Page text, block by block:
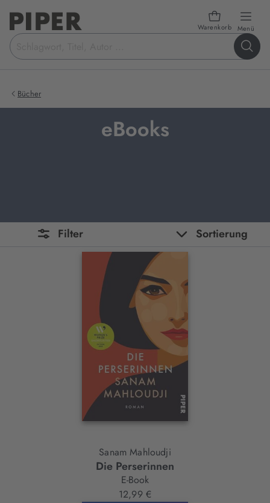
Warenkorb Menü
Suchbegriff
eingeben
Bücher
eBooks
Filter Sortierung
Sanam Mahloudji
Die Perserinnen
E-Book
12,99 €